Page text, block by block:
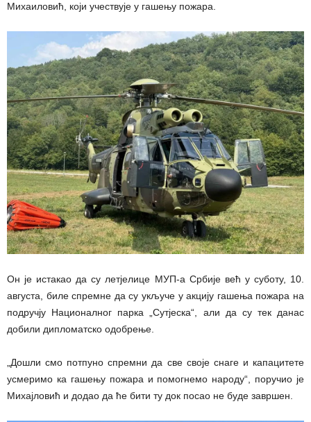
Михаиловић, који учествује у гашењу пожара.
Он је истакао да су летјелице МУП-а Србије већ у суботу, 10.
августа, биле спремне да су укључе у акцију гашења пожара на
подручју Националног парка „Сутјеска“, али да су тек данас
добили дипломатско одобрење.
„Дошли смо потпуно спремни да све своје снаге и капацитете
усмеримо ка гашењу пожара и помогнемо народу“, поручио је
Михајловић и додао да ће бити ту док посао не буде завршен.